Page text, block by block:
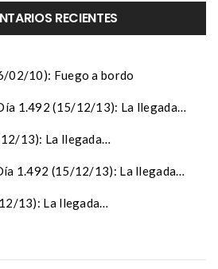
RECIENTES
02/10): Fuego a bordo
1.492 (15/12/13): La llegada…
13): La llegada…
1.492 (15/12/13): La llegada…
13): La llegada…